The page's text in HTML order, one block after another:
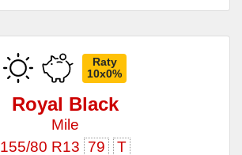
Raty
10x0%
Royal Black
Mile
155/80 R13 79 T